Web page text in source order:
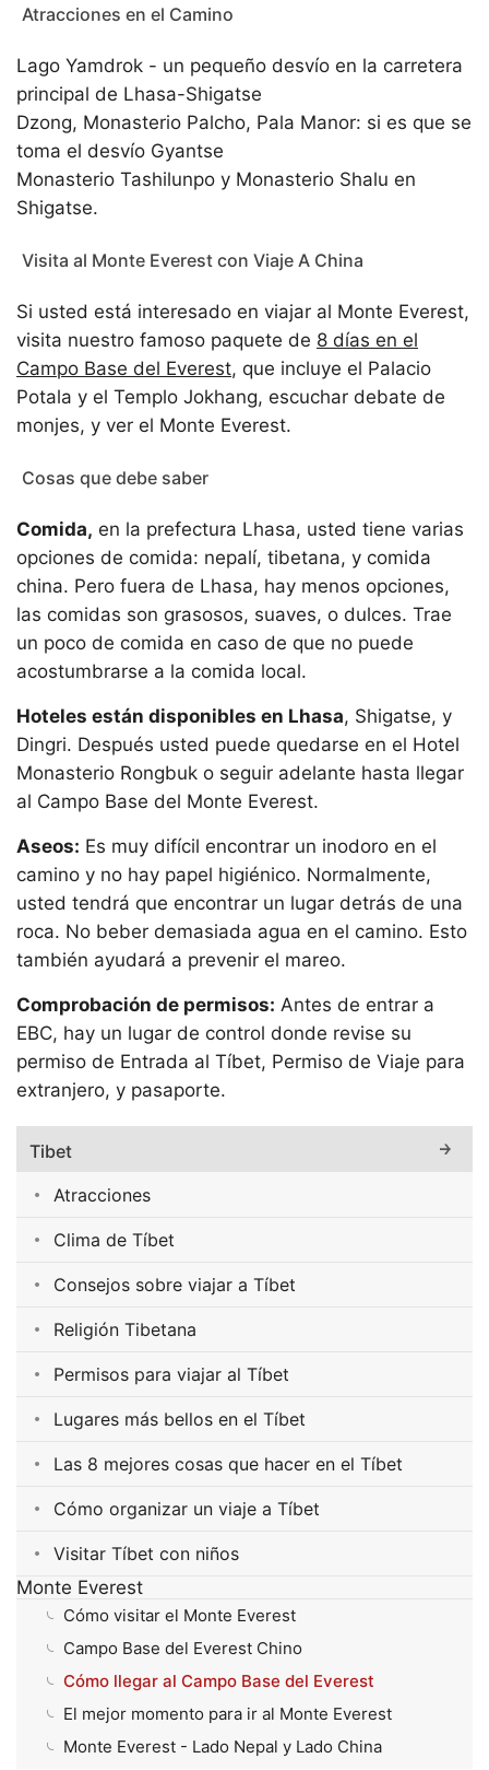
Atracciones en el Camino
Lago Yamdrok - un pequeño desvío en la carretera
principal de Lhasa-Shigatse
Dzong, Monasterio Palcho, Pala Manor: si es que se
toma el desvío Gyantse
Monasterio Tashilunpo y Monasterio Shalu en
Shigatse.
Visita al Monte Everest con Viaje A China
Si usted está interesado en viajar al Monte Everest,
visita nuestro famoso paquete de 8 días en el
Campo Base del Everest, que incluye el Palacio
Potala y el Templo Jokhang, escuchar debate de
monjes, y ver el Monte Everest.
Cosas que debe saber
Comida, en la prefectura Lhasa, usted tiene varias
opciones de comida: nepalí, tibetana, y comida
china. Pero fuera de Lhasa, hay menos opciones,
las comidas son grasosos, suaves, o dulces. Trae
un poco de comida en caso de que no puede
acostumbrarse a la comida local.
Hoteles están disponibles en Lhasa, Shigatse, y
Dingri. Después usted puede quedarse en el Hotel
Monasterio Rongbuk o seguir adelante hasta llegar
al Campo Base del Monte Everest.
Aseos: Es muy difícil encontrar un inodoro en el
camino y no hay papel higiénico. Normalmente,
usted tendrá que encontrar un lugar detrás de una
roca. No beber demasiada agua en el camino. Esto
también ayudará a prevenir el mareo.
Comprobación de permisos: Antes de entrar a
EBC, hay un lugar de control donde revise su
permiso de Entrada al Tíbet, Permiso de Viaje para
extranjero, y pasaporte.
Tibet
Atracciones
Clima de Tíbet
Consejos sobre viajar a Tíbet
Religión Tibetana
Permisos para viajar al Tíbet
Lugares más bellos en el Tíbet
Las 8 mejores cosas que hacer en el Tíbet
Cómo organizar un viaje a Tíbet
Visitar Tíbet con niños
Monte Everest
Cómo visitar el Monte Everest
Campo Base del Everest Chino
Cómo llegar al Campo Base del Everest
El mejor momento para ir al Monte Everest
Monte Everest - Lado Nepal y Lado China